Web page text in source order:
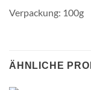
Verpackung: 100g
ÄHNLICHE